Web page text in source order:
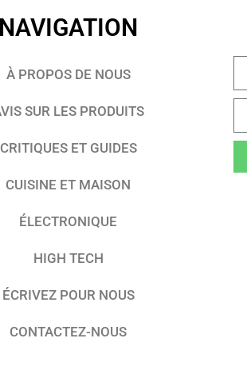
NAVIGATION
À PROPOS DE NOUS
SUR LES PRODUITS
CRITIQUES ET GUIDES
CUISINE ET MAISON
ÉLECTRONIQUE
HIGH TECH
ÉCRIVEZ POUR NOUS
CONTACTEZ-NOUS